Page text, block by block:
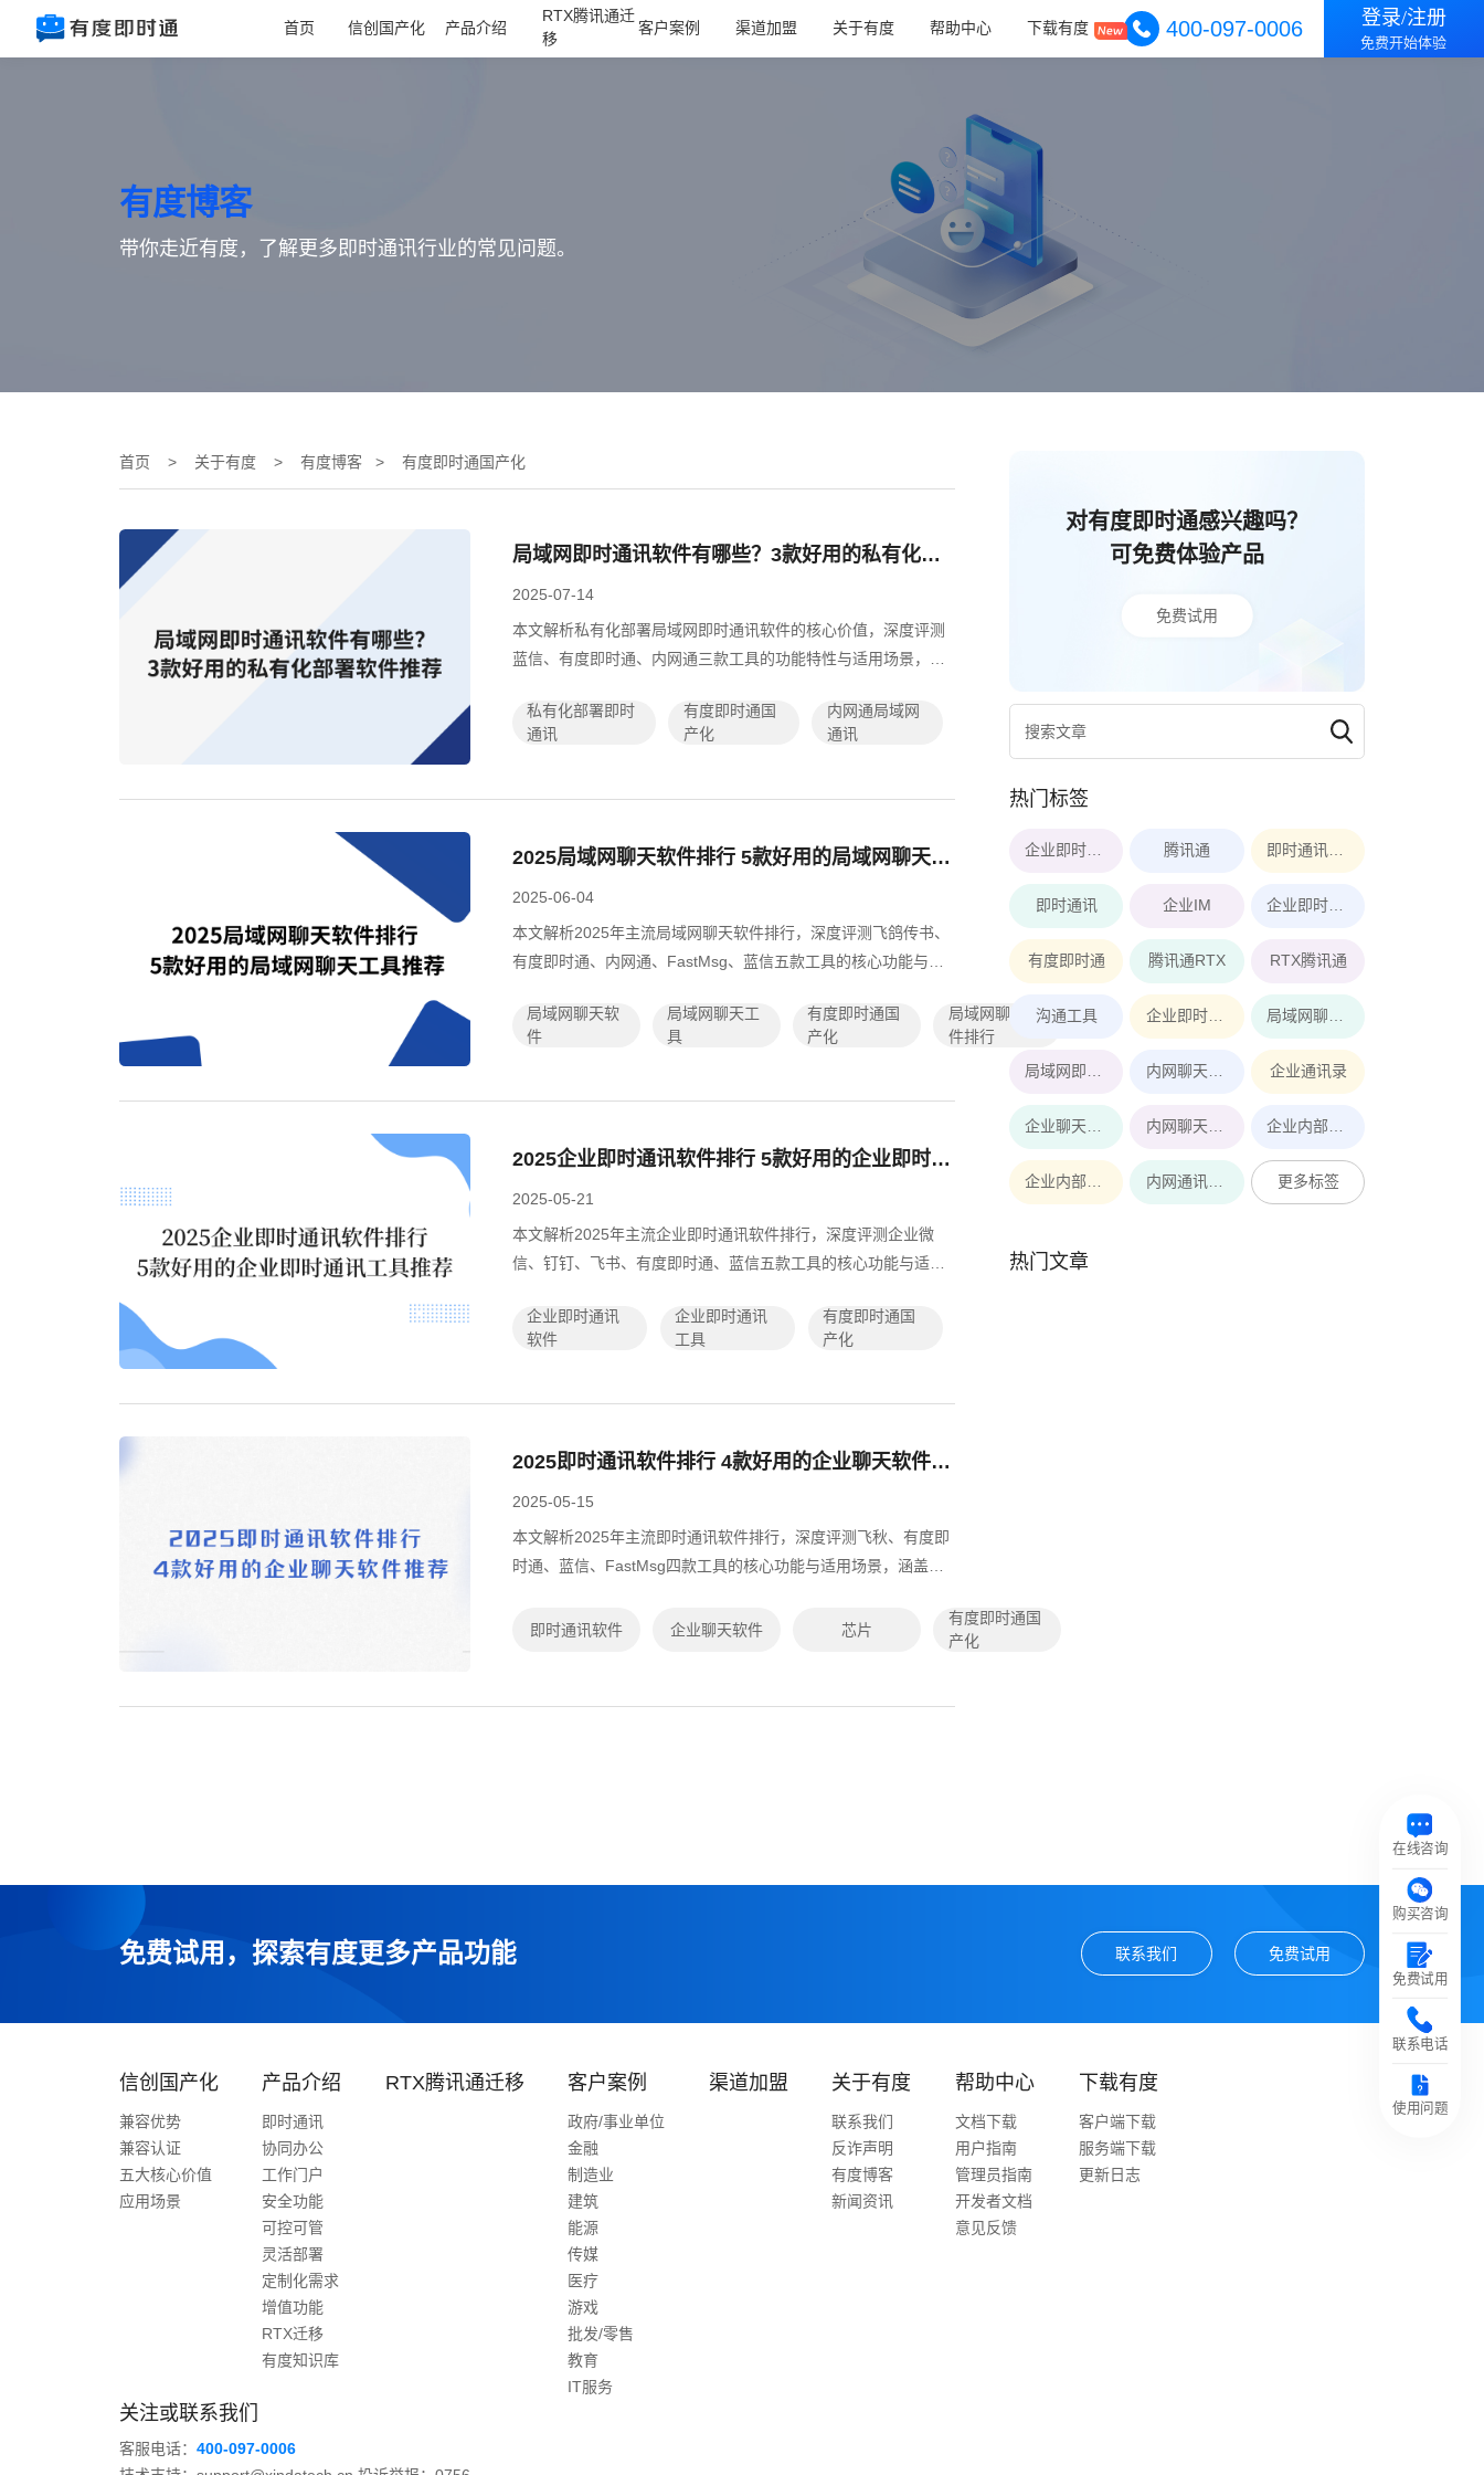
首页 信创国产化 产品介绍
RTX腾讯通迁
移
客户案例 渠道加盟 关于有度 帮助中心 下载有度 400-097-0006 登录/注册
免费开始体验
有度博客
带你走近有度，了解更多即时通讯行业的常见问题。
首页 > 关于有度> 有度博客> 有度即时通国产化
局域网即时通讯软件有哪些？3款好用的私有化部署软件推荐
2025-07-14
本文解析私有化部署局域网即时通讯软件的核心价值，深度评测
蓝信、有度即时通、内网通三款工具的功能特性与适用场景，涵
需求选择高效安全的内网沟通方案，...
私有化部署即时
通讯
有度即时通国
产化
内网通局域网
通讯
2025局域网聊天软件排行 5款好用的局域网聊天工具推荐
2025-06-04
本文解析2025年主流局域网聊天软件排行，深度评测飞鸽传书、
有度即时通、内网通、FastMsg、蓝信五款工具的核心功能与适
力，助力企业根据团队规模与安全需...
局域网聊天软
件
局域网聊天工
具
有度即时通国
产化
局域网聊天软
件排行
2025企业即时通讯软件排行 5款好用的企业即时通讯工具推荐
2025-05-21
本文解析2025年主流企业即时通讯软件排行，深度评测企业微
信、钉钉、飞书、有度即时通、蓝信五款工具的核心功能与适用
力，并提供开源与免费方案选型建议，助...
企业即时通讯
软件
企业即时通讯
工具
有度即时通国
产化
2025即时通讯软件排行 4款好用的企业聊天软件推荐
2025-05-15
本文解析2025年主流即时通讯软件排行，深度评测飞秋、有度即
时通、蓝信、FastMsg四款工具的核心功能与适用场景，涵盖私
选型建议，助力企业搭建高效安全的...
即时通讯软件 企业聊天软件 芯片
有度即时通国
产化
对有度即时通感兴趣吗？
可免费体验产品
免费试用
热门标签
企业即时通讯软件 腾讯通 即时通讯软件
即时通讯 企业IM 企业即时通讯
有度即时通 腾讯通RTX RTX腾讯通
沟通工具 企业即时通讯工具 局域网聊天软件
局域网即时通讯 内网聊天软件 企业通讯录
企业聊天软件 内网聊天工具 企业内部即时通讯软件
企业内部即时通讯 内网通讯软件 更多标签
热门文章
免费试用，探索有度更多产品功能 联系我们 免费试用
在线咨询
购买咨询
免费试用
联系电话
使用问题
信创国产化
兼容优势
兼容认证
五大核心价值
应用场景
产品介绍
即时通讯
协同办公
工作门户
安全功能
可控可管
灵活部署
定制化需求
增值功能
RTX迁移
有度知识库
RTX腾讯通迁移 客户案例
政府/事业单位
金融
制造业
建筑
能源
传媒
医疗
游戏
批发/零售
教育
IT服务
渠道加盟 关于有度
联系我们
反诈声明
有度博客
新闻资讯
帮助中心
文档下载
用户指南
管理员指南
开发者文档
意见反馈
下载有度
客户端下载
服务端下载
更新日志
关注或联系我们
客服电话： 400-097-0006